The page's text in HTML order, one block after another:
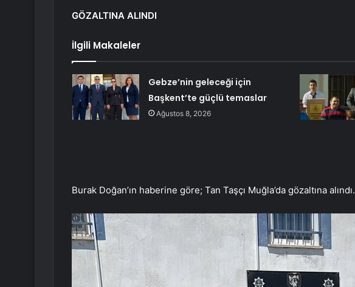
GÖZALTINA ALINDI
İlgili Makaleler
Gebze’nin geleceği için
Başkent’te güçlü temaslar
Ağustos 8, 2026
Burak Doğan’ın haberine göre; Tan Taşçı Muğla’da gözaltına alındı.